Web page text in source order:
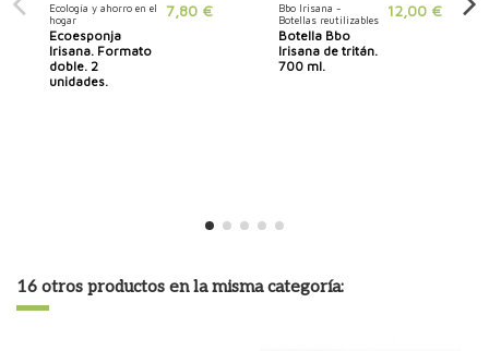
Ecología y ahorro en el
hogar
Ecoesponja
Irisana. Formato
doble. 2
unidades.
7,80 €
Bbo Irisana -
Botellas reutilizables
Botella Bbo
Irisana de tritán.
700 ml.
12,00 €
16 otros productos en la misma categoría: